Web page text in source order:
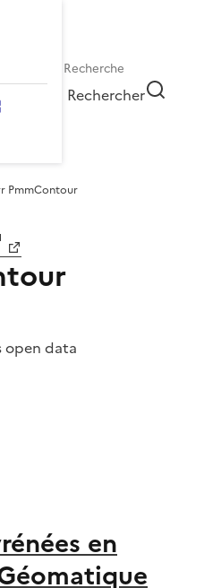
Rechercher
PmmContour
open data
en